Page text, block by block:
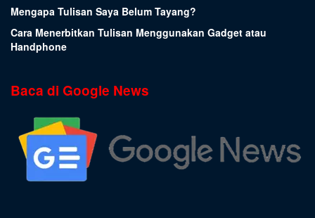
Mengapa Tulisan Saya Belum Tayang?
Cara Menerbitkan Tulisan Menggunakan Gadget atau
Handphone
Baca di Google News